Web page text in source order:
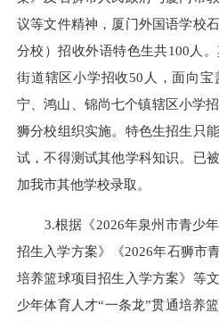
议等文件精神，厦门外国语学校
分校）招收外语特色生共100人
街道辖区小学招收50人，面向
宁、鸿山、锦尚七个镇辖区小学
狮分校组织实施。特色生招生只
试，不得测试其他学科知识。已
加我市其他学校录取。
3.根据《2026年泉州市青少年
招生入学方案》《2026年石狮市
培养篮球项目招生入学方案》等
少年体育人才“一条龙”贯通培养